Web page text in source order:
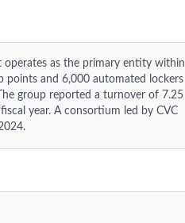
operates as the primary entity within
points and 6,000 automated lockers
group reported a turnover of 7.25
year. A consortium led by CVC